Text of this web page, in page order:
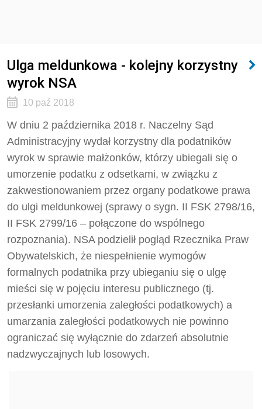
Ulga meldunkowa - kolejny korzystny
wyrok NSA
10 paź 2018
W dniu 2 października 2018 r. Naczelny Sąd
Administracyjny wydał korzystny dla podatników
wyrok w sprawie małżonków, którzy ubiegali się o
umorzenie podatku z odsetkami, w związku z
zakwestionowaniem przez organy podatkowe prawa
do ulgi meldunkowej (sprawy o sygn. II FSK 2798/16,
II FSK 2799/16 – połączone do wspólnego
rozpoznania). NSA podzielił pogląd Rzecznika Praw
Obywatelskich, że niespełnienie wymogów
formalnych podatnika przy ubieganiu się o ulgę
mieści się w pojęciu interesu publicznego (tj.
przesłanki umorzenia zaległości podatkowych) a
umarzania zaległości podatkowych nie powinno
ograniczać się wyłącznie do zdarzeń absolutnie
nadzwyczajnych lub losowych.